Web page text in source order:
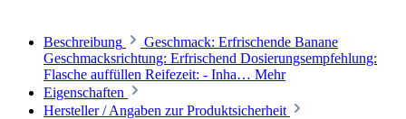
Beschreibung
Geschmack: Erfrischende Banane
Geschmacksrichtung: Erfrischend Dosierungsempfehlung:
Flasche auffüllen Reifezeit: - Inha… Mehr
Eigenschaften
Hersteller / Angaben zur Produktsicherheit